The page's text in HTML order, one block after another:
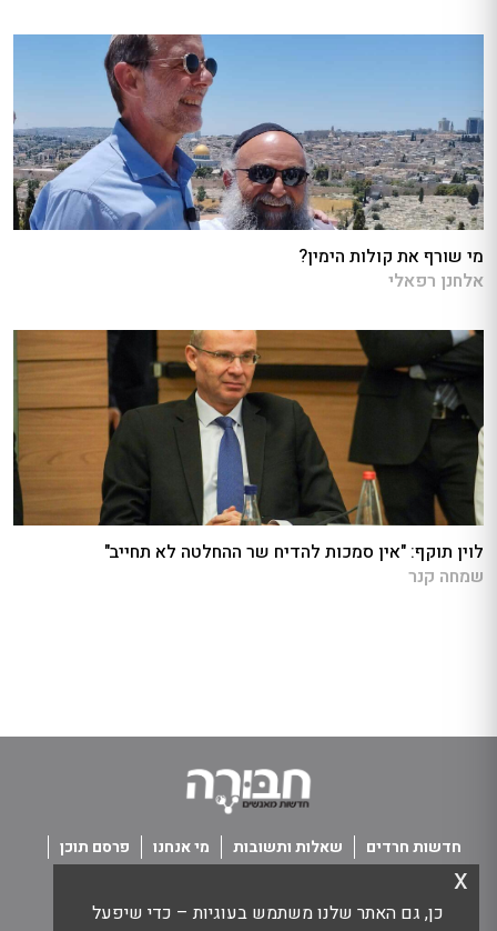
כן, גם האתר שלנו משתמש בעוגיות – כדי שיפעל
x
מי שורף את קולות הימין?
אלחנן רפאלי
לוין תוקף: "אין סמכות להדיח שר ההחלטה לא תחייב"
שמחה קנר
חדשות חרדים שאלות ותשובות מי אנחנו
פרסם תוכן